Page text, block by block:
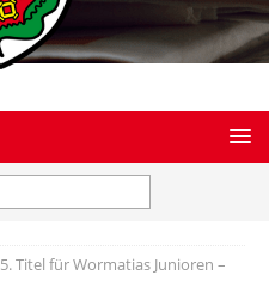
5. Titel für Wormatias Junioren –